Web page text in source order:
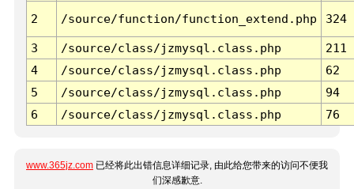
2 /source/function/function_extend.php 324
3 /source/class/jzmysql.class.php
211
4
/source/class/jzmysql.class.php
62
5
/source/class/jzmysql.class.php
94
6
/source/class/jzmysql.class.php 76
www.365jz.com 已经将此出错信息详细记录, 由此给您带来的访问不便我
们深感歉意.